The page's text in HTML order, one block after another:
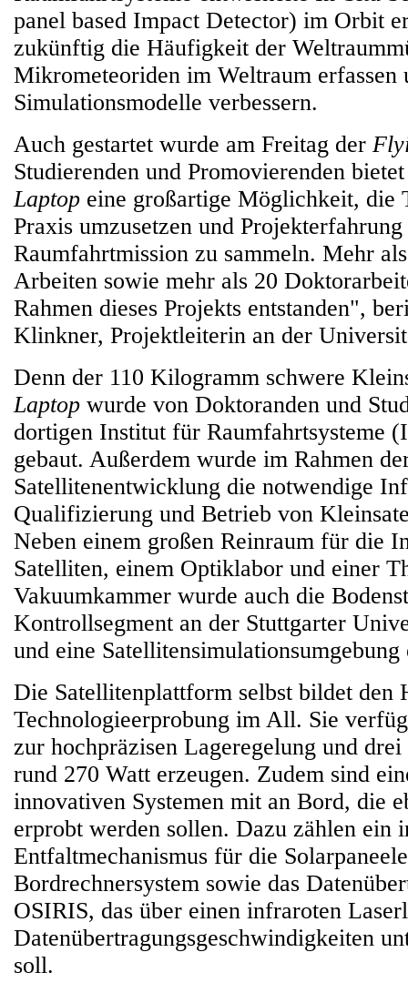
panel based Impact Detector) im Orbit
zukünftig die Häufigkeit der
Mikrometeoriden im Weltraum erfassen
Simulationsmodelle verbessern.
Auch gestartet wurde am Freitag der
Studierenden und Promovierenden
Laptop eine großartige Möglichkeit, die
Praxis umzusetzen und
Raumfahrtmission zu sammeln. Mehr
Arbeiten sowie mehr als 20
Rahmen dieses Projekts entstanden",
Klinkner, Projektleiterin an der
Denn der 110 Kilogramm schwere
Laptop wurde von Doktoranden und
dortigen Institut für Raumfahrtsysteme
gebaut. Außerdem wurde im Rahmen
Satellitenentwicklung die notwendige
Qualifizierung und Betrieb von
Neben einem großen Reinraum für die
Satelliten, einem Optiklabor und einer
Vakuumkammer wurde auch die
Kontrollsegment an der Stuttgarter
und eine
Die Satellitenplattform selbst bildet den
Technologieerprobung im All. Sie
zur hochpräzisen Lageregelung und
rund 270 Watt erzeugen. Zudem sind
innovativen Systemen mit an Bord, die
erprobt werden sollen. Dazu zählen ein
Entfaltmechanismus für die
Bordrechnersystem sowie das
OSIRIS, das über einen infraroten
Datenübertragungsgeschwindigkeiten
soll.